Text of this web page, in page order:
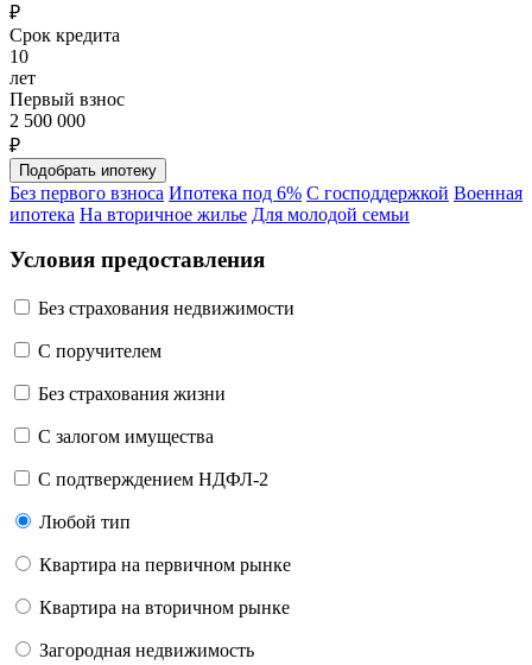
₽
Срок кредита
10
лет
Первый взнос
2 500 000
₽
Без первого взноса Ипотека под 6% С господдержкой Военная
ипотека На вторичное жилье Для молодой семьи
Условия предоставления
Без страхования недвижимости
C поручителем
Без страхования жизни
С залогом имущества
С подтверждением НДФЛ-2
Любой тип
Квартира на первичном рынке
Квартира на вторичном рынке
Загородная недвижимость